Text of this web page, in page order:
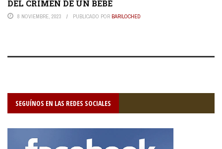
DEL CRIMEN DE UN BEBÉ
8 NOVIEMBRE, 2023 PUBLICADO POR BARILOCHED
SEGUÍNOS EN LAS REDES SOCIALES